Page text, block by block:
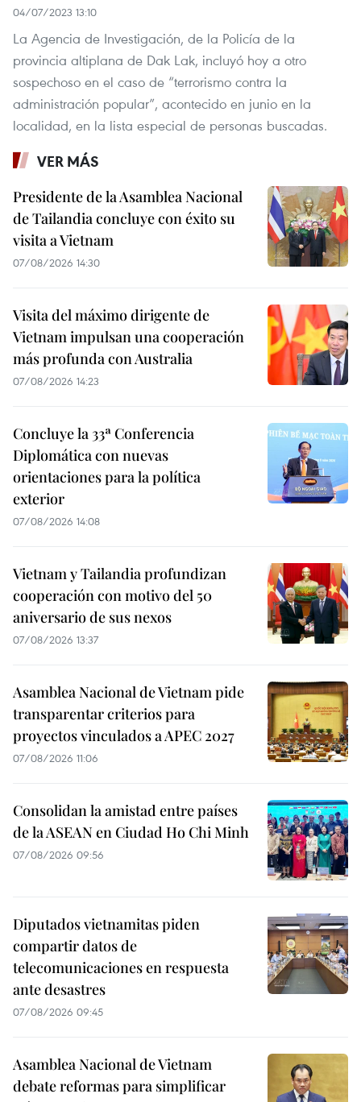
04/07/2023 13:10
La Agencia de Investigación, de la Policía de la
provincia altiplana de Dak Lak, incluyó hoy a otro
sospechoso en el caso de “terrorismo contra la
administración popular”, acontecido en junio en la
localidad, en la lista especial de personas buscadas.
VER MÁS
Presidente de la Asamblea Nacional
de Tailandia concluye con éxito su
visita a Vietnam
07/08/2026 14:30
Visita del máximo dirigente de
Vietnam impulsan una cooperación
más profunda con Australia
07/08/2026 14:23
Concluye la 33ª Conferencia
Diplomática con nuevas
orientaciones para la política
exterior
07/08/2026 14:08
Vietnam y Tailandia profundizan
cooperación con motivo del 50
aniversario de sus nexos
07/08/2026 13:37
Asamblea Nacional de Vietnam pide
transparentar criterios para
proyectos vinculados a APEC 2027
07/08/2026 11:06
Consolidan la amistad entre países
de la ASEAN en Ciudad Ho Chi Minh
07/08/2026 09:56
Diputados vietnamitas piden
compartir datos de
telecomunicaciones en respuesta
ante desastres
07/08/2026 09:45
Asamblea Nacional de Vietnam
debate reformas para simplificar